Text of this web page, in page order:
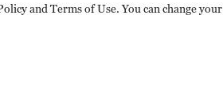
China. 100040
and Terms of Use. You can change your